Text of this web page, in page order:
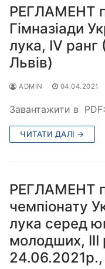
РЕГЛАМЕНТ
Гімназіади
лука, ІV
Львів)
ADMIN 04.04.2021
Завантажити в
ЧИТАТИ ДАЛІ →
РЕГЛАМЕНТ
чемпіонату
лука серед
молодших,
24.06.2021р.,